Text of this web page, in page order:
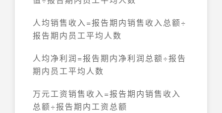
人均销售收入=报告期内销售收入总额÷
报告期内员工平均人数
人均净利润=报告期内净利润总额÷报告
期内员工平均人数
万元工资销售收入=报告期内销售收入
总额÷报告期内工资总额